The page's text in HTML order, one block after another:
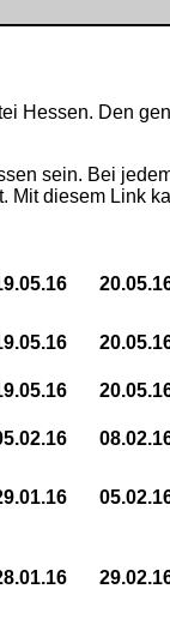
Hessen. Den
sein. Bei
Mit diesem Link